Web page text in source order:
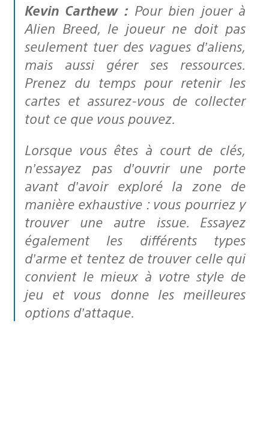
Kevin Carthew : Pour bien jouer à
Alien Breed, le joueur ne doit pas
seulement tuer des vagues d’aliens,
mais aussi gérer ses ressources.
Prenez du temps pour retenir les
cartes et assurez-vous de collecter
tout ce que vous pouvez.
Lorsque vous êtes à court de clés,
n’essayez pas d’ouvrir une porte
avant d’avoir exploré la zone de
manière exhaustive : vous pourriez y
trouver une autre issue. Essayez
également les différents types
d’arme et tentez de trouver celle qui
convient le mieux à votre style de
jeu et vous donne les meilleures
options d’attaque.